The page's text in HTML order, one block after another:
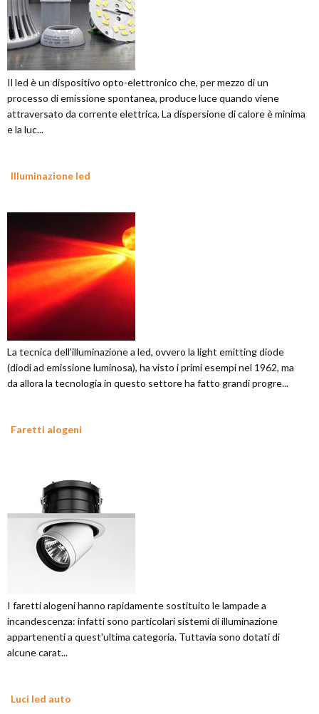
Il led è un dispositivo opto-elettronico che, per mezzo di un
processo di emissione spontanea, produce luce quando viene
attraversato da corrente elettrica. La dispersione di calore è minima
e la luc...
Illuminazione led
La tecnica dell'illuminazione a led, ovvero la light emitting diode
(diodi ad emissione luminosa), ha visto i primi esempi nel 1962, ma
da allora la tecnologia in questo settore ha fatto grandi progre...
Faretti alogeni
I faretti alogeni hanno rapidamente sostituito le lampade a
incandescenza: infatti sono particolari sistemi di illuminazione
appartenenti a quest'ultima categoria. Tuttavia sono dotati di
alcune carat...
Luci led auto